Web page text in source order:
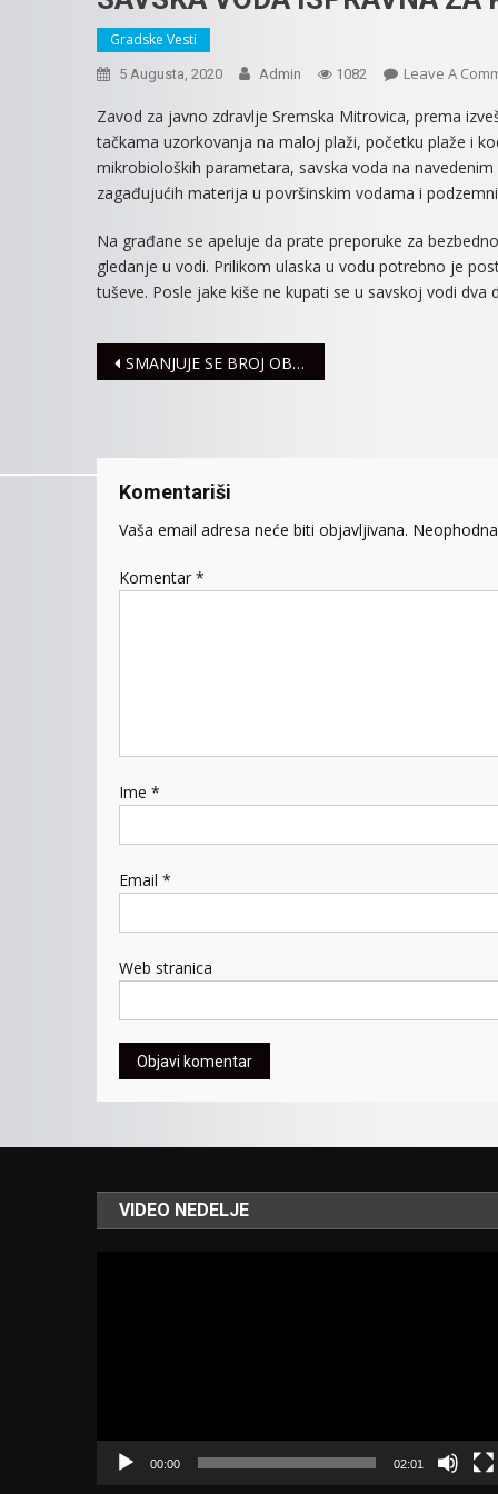
Gradske Vesti
5 Augusta, 2020 Admin 1082 Leave A
Zavod za javno zdravlje Sremska Mitrovica, prema
tačkama uzorkovanja na maloj plaži, početku plaže i
mikrobioloških parametara, savska voda na
zagađujućih materija u površinskim vodama i
Na građane se apeluje da prate preporuke za
gledanje u vodi. Prilikom ulaska u vodu potrebno je
tuševe. Posle jake kiše ne kupati se u savskoj vodi dva
Navigacija
SMANJUJE SE BROJ OBOLELIH OD KORONAVIRUSA, ALI OPUŠTANJA NEMA
Komentariši
Vaša email adresa neće biti objavljivana.
Komentar *
Ime *
Email *
Web stranica
VIDEO NEDELJE
00:00 02:01